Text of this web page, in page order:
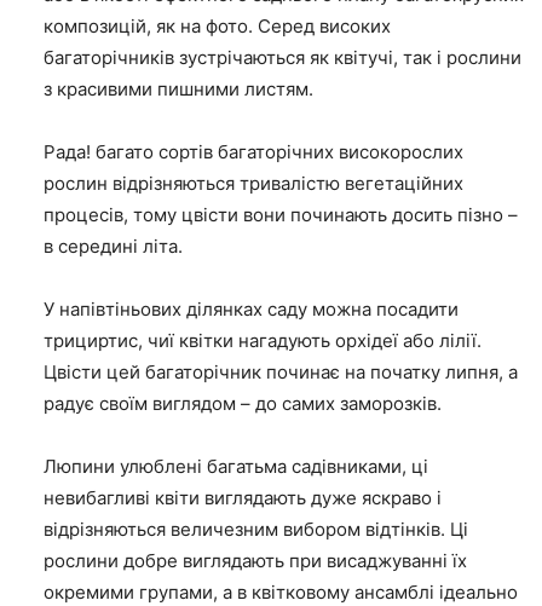
композицій, як на фото. Серед високих
багаторічників зустрічаються як квітучі, так і рослини
з красивими пишними листям.
Рада! багато сортів багаторічних високорослих
рослин відрізняються тривалістю вегетаційних
процесів, тому цвісти вони починають досить пізно –
в середині літа.
У напівтіньових ділянках саду можна посадити
трициртис, чиї квітки нагадують орхідеї або лілії.
Цвісти цей багаторічник починає на початку липня, а
радує своїм виглядом – до самих заморозків.
Люпини улюблені багатьма садівниками, ці
невибагливі квіти виглядають дуже яскраво і
відрізняються величезним вибором відтінків. Ці
рослини добре виглядають при висаджуванні їх
окремими групами, а в квітковому ансамблі ідеально